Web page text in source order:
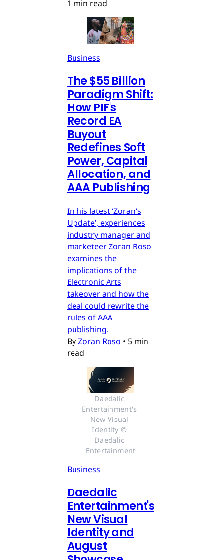
1 min read
Business
The $55 Billion
Paradigm Shift:
How PIF's
Record EA
Buyout
Redefines Soft
Power, Capital
Allocation, and
AAA Publishing
In his latest ‘Zoran’s
Update’, experiences
industry manager and
marketeer Zoran Roso
examines the
implications of the
Electronic Arts
takeover and how the
deal could rewrite the
rules of AAA
publishing.
ByZoran Roso • 5 min
read
Daedalic
Entertainment's
New Visual
Identity ©
Daedalic
Entertainment
Business
Daedalic
Entertainment's
New Visual
Identity and
August